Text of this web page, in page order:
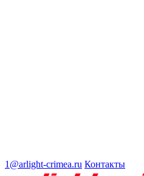
1@arlight-crimea.ru Контакты